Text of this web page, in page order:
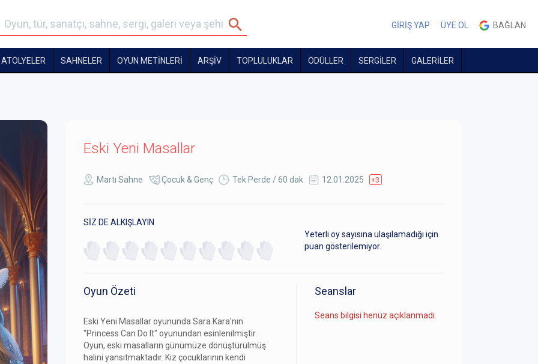
GİRİŞ YAP ÜYE OL BAĞLAN
ATÖLYELER SAHNELER OYUN METİNLERİ ARŞİV TOPLULUKLAR ÖDÜLLER SERGİLER GALERİLER
Eski Yeni Masallar
Martı Sahne Çocuk & Genç Tek Perde / 60 dak 12.01.2025 +3
SİZ DE ALKIŞLAYIN
Yeterli oy sayısına ulaşılamadığı için
puan gösterilemiyor.
Oyun Özeti
Eski Yeni Masallar oyununda Sara Kara'nın
"Princess Can Do It" oyunundan esinlenilmiştir.
Oyun, eski masalların günümüze dönüştürülmüş
halini yansıtmaktadır. Kız çocuklarının kendi
Seanslar
Seans bilgisi henüz açıklanmadı.